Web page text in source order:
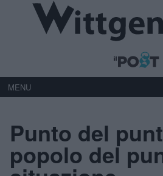
MENU
Punto del
popolo del